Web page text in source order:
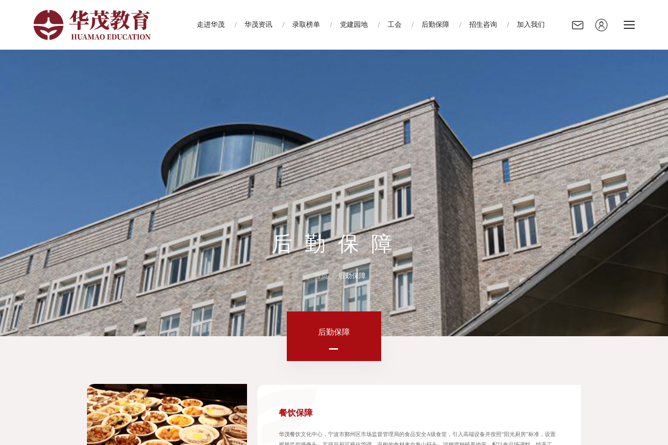
走进华茂 华茂资讯 录取榜单 党建园地 工会 后勤保障 招生咨询 加入我们
走进华茂
简介
理念
荣誉
华茂资讯
华茂新闻
学科建设
教育成果
论坛讲座
合作交流
录取榜单
国际项目
国内项目
党建园地
党组织架构
党组织成员
后勤保障
后勤保障
招生咨询
招生咨询
加入我们
加入我们
后 勤 保 障
首页 /后勤保障
后勤保障
餐饮保障
华茂餐饮文化中心，宁波市鄞州区市场监督管理局的食品安全A级食堂，引入高端设备并按照“阳光厨房”标准，设置